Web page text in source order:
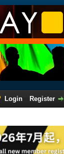
Login
Register